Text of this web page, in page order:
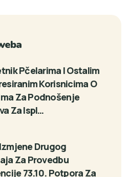
Pčelarima I Ostalim
Korisnicima O
Za Podnošenje
Za Ispl…
Drugog
Za Provedbu
73.10. Potpora Za